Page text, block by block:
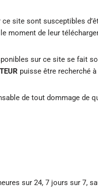
site sont susceptibles
moment de leur
sur ce site se fait
puisse être recherché
de tout dommage de
sur 24, 7 jours sur 7,